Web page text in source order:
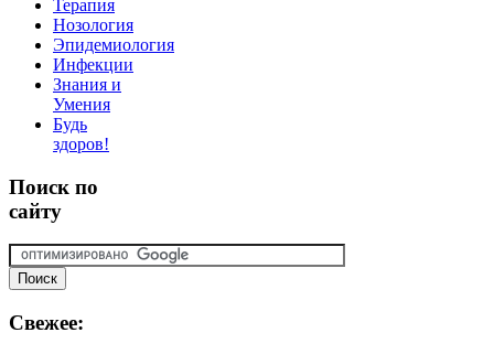
Терапия
Нозология
Эпидемиология
Инфекции
Знания и
Умения
Будь
здоров!
Поиск по
сайту
Свежее: